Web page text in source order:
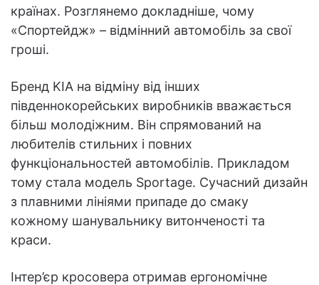
країнах. Розглянемо докладніше, чому
«Спортейдж» – відмінний автомобіль за свої
гроші.
Бренд KIA на відміну від інших
південнокорейських виробників вважається
більш молодіжним. Він спрямований на
любителів стильних і повних
функціональностей автомобілів. Прикладом
тому стала модель Sportage. Сучасний дизайн
з плавними лініями припаде до смаку
кожному шанувальнику витонченості та
краси.
Інтер’єр кросовера отримав ергономічне